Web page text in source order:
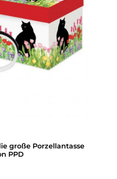
große Porzellantasse
PPD